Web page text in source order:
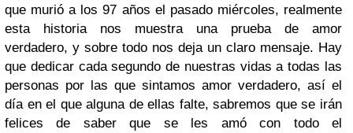
que murió a los 97 años el pasado miércoles, realmente
esta historia nos muestra una prueba de amor
verdadero, y sobre todo nos deja un claro mensaje. Hay
que dedicar cada segundo de nuestras vidas a todas las
personas por las que sintamos amor verdadero, así el
día en el que alguna de ellas falte, sabremos que se irán
felices de saber que se les amó con todo el